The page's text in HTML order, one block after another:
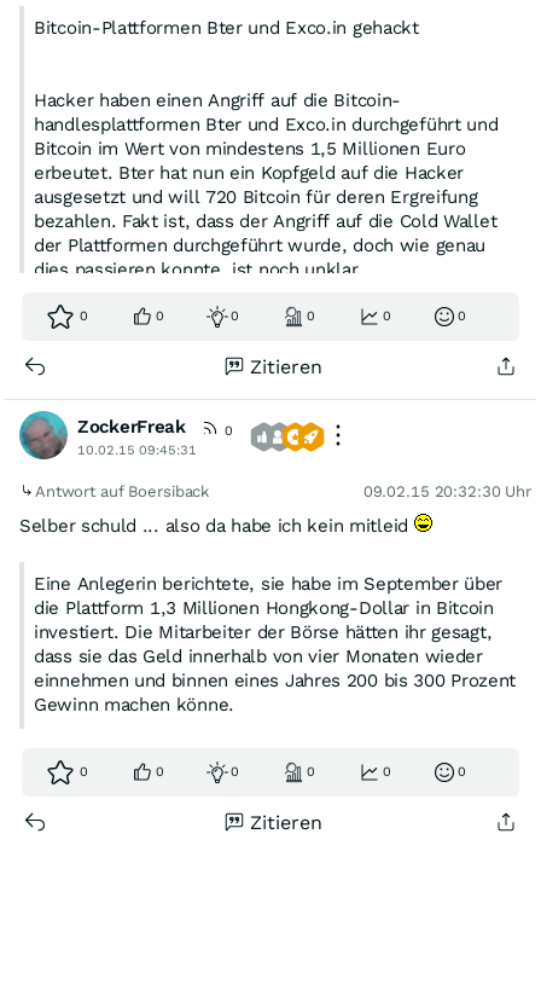
Bitcoin-Plattformen Bter und Exco.in gehackt
Hacker haben einen Angriff auf die Bitcoin-
handlesplattformen Bter und Exco.in durchgeführt und
Bitcoin im Wert von mindestens 1,5 Millionen Euro
erbeutet. Bter hat nun ein Kopfgeld auf die Hacker
ausgesetzt und will 720 Bitcoin für deren Ergreifung
bezahlen. Fakt ist, dass der Angriff auf die Cold Wallet
der Plattformen durchgeführt wurde, doch wie genau
dies passieren konnte, ist noch unklar.
bter-und…
0 0 0 0 0 0
Zitieren
ZockerFreak
0
10.02.15 09:45:31
Antwort auf Boersiback 09.02.15 20:32:30 Uhr
Selber schuld ... also da habe ich kein mitleid
Eine Anlegerin berichtete, sie habe im September über
die Plattform 1,3 Millionen Hongkong-Dollar in Bitcoin
investiert. Die Mitarbeiter der Börse hätten ihr gesagt,
dass sie das Geld innerhalb von vier Monaten wieder
einnehmen und binnen eines Jahres 200 bis 300 Prozent
Gewinn machen könne.
0 0 0 0 0 0
Zitieren